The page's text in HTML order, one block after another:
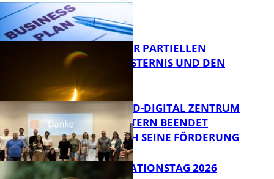
Bildung
VORTRAG ZUR PARTIELLEN
SONNENFINSTERNIS UND DEN
PERSEIDEN
MITTELSTAND-DIGITAL ZENTRUM
KAISERSLAUTERN BEENDET
ERFOLGREICH SEINE FÖRDERUNG
SIAK-INNOVATIONSTAG 2026